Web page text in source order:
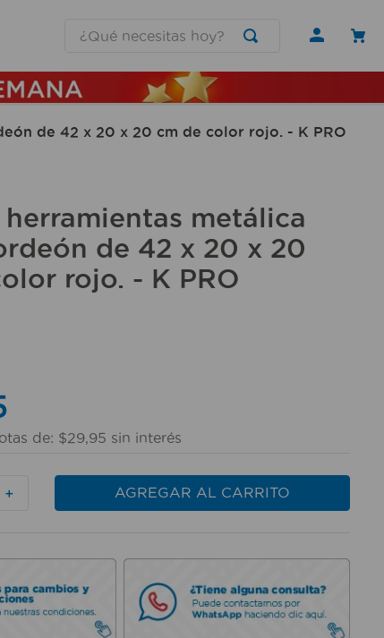
de 42 x 20 x 20 cm de color rojo. - K PRO
herramientas metálica
de 42 x 20 x 20
rojo. - K PRO
de: $29,95 sin interés
＋ AGREGAR AL CARRITO